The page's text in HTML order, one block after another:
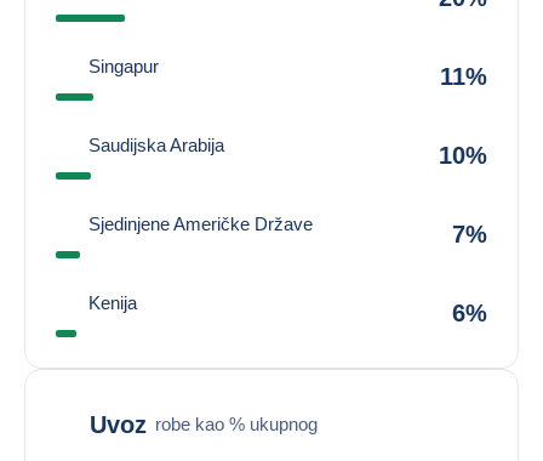
Singapur 11%
Saudijska Arabija 10%
Sjedinjene Američke Države 7%
Kenija 6%
Uvoz robe kao % ukupnog